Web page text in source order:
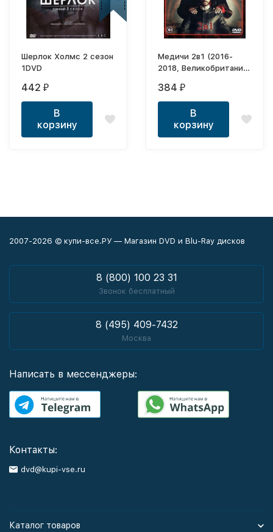
Шерлок Холмс 2 сезон
1DVD
442 ₽
В
корзину
Медичи 2в1 (2016-
2018, Великобритания,
драма, история, 16
серий, полная версия)
384 ₽
В
корзину
2007-2026 © купи-все.РУ — Магазин DVD и Blu-Ray дисков
8 (800) 100 23 31
Звонок бесплатный
8 (495) 409-7432
Москва
Написать в мессенджеры:
Контакты:
dvd@kupi-vse.ru
Каталог товаров